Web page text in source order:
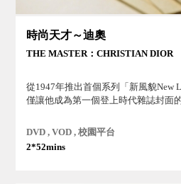
時尚天才～迪奧
THE MASTER：CHRISTIAN DIOR
從1947年推出首個系列「新風貌New
僅讓他成為第一個登上時代雜誌封面
DVD , VOD , 校園平台
2*52mins